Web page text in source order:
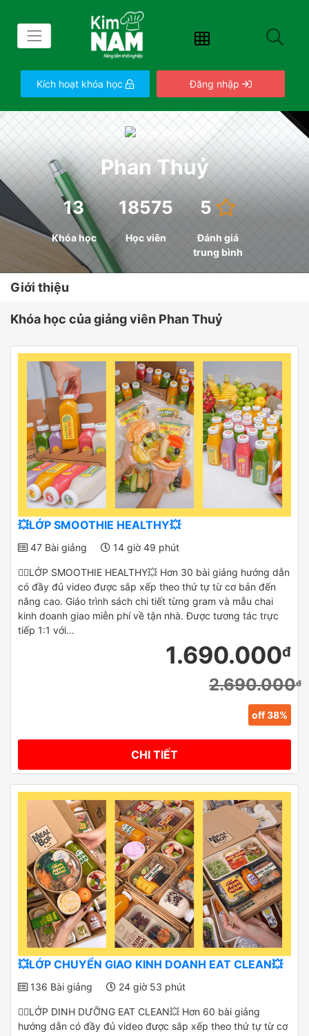
Kích hoạt khóa học Đăng nhập
Phan Thuỷ
13
Khóa học
18575
Học viên
5
Đánh giá
trung bình
Giới thiệu
Khóa học của giảng viên Phan Thuỷ
💥LỚP SMOOTHIE HEALTHY💥
47 Bài giảng 14 giờ 49 phút
✌🏻LỚP SMOOTHIE HEALTHY💥 Hơn 30 bài giảng hướng dẫn
có đầy đủ video được sắp xếp theo thứ tự từ cơ bản đến
nâng cao. Giáo trình sách chi tiết từng gram và mẫu chai
kinh doanh giao miễn phí về tận nhà. Được tương tác trực
tiếp 1:1 với…
1.690.000đ
2.690.000đ
off 38%
CHI TIẾT
💥LỚP CHUYỂN GIAO KINH DOANH EAT CLEAN💥
136 Bài giảng 24 giờ 53 phút
✌🏻LỚP DINH DƯỠNG EAT CLEAN💥 Hơn 60 bài giảng
hướng dẫn có đầy đủ video được sắp xếp theo thứ tự từ cơ